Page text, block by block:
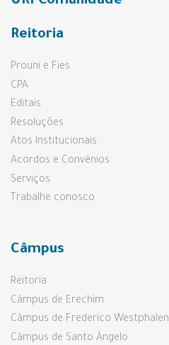
Reitoria
Prouni e Fies
CPA
Editais
Resoluções
Atos Institucionais
Acordos e Convênios
Serviços
Trabalhe conosco
Câmpus
Reitoria
Câmpus de Erechim
Câmpus de Frederico Westphalen
Câmpus de Santo Ângelo